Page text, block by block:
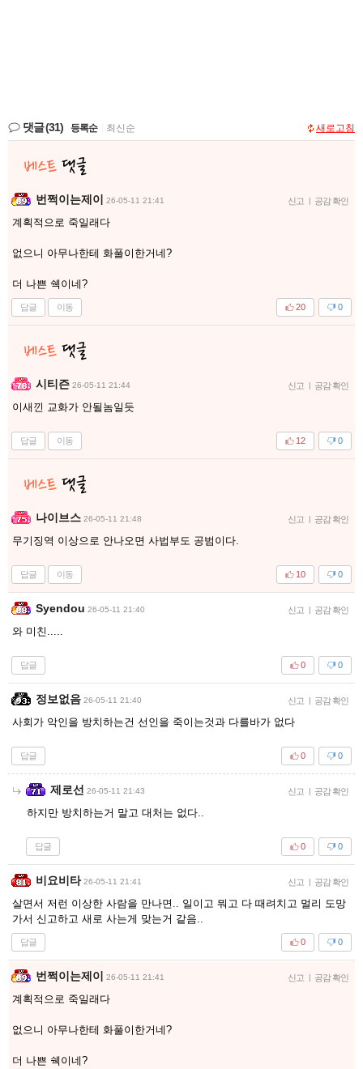
댓글(31) 등록순 최신순 새로고침
번쩍이는제이 26-05-11 21:41 신고 | 공감 확인
계획적으로 죽일래다
없으니 아무나한테 화풀이한거네?
더 나쁜 쉑이네?
답글 이동 0
20
시티즌 26-05-11 21:44 신고 | 공감 확인
이새낀 교화가 안될놈일듯
답글 이동 0
12
나이브스 26-05-11 21:48 신고 | 공감 확인
무기징역 이상으로 안나오면 사법부도 공범이다.
답글 이동 0
10
Syendou 26-05-11 21:40 신고 | 공감 확인
와 미친.....
답글 0
0
정보없음 26-05-11 21:40 신고 | 공감 확인
사회가 악인을 방치하는건 선인을 죽이는것과 다를바가 없다
답글 0
0
제로선 26-05-11 21:43 신고 | 공감 확인
하지만 방치하는거 말고 대처는 없다..
답글 0
0
비요비타 26-05-11 21:41 신고 | 공감 확인
살면서 저런 이상한 사람을 만나면.. 일이고 뭐고 다 때려치고 멀리 도망
가서 신고하고 새로 사는게 맞는거 같음..
답글 0
0
번쩍이는제이 26-05-11 21:41 신고 | 공감 확인
계획적으로 죽일래다
없으니 아무나한테 화풀이한거네?
더 나쁜 쉑이네?